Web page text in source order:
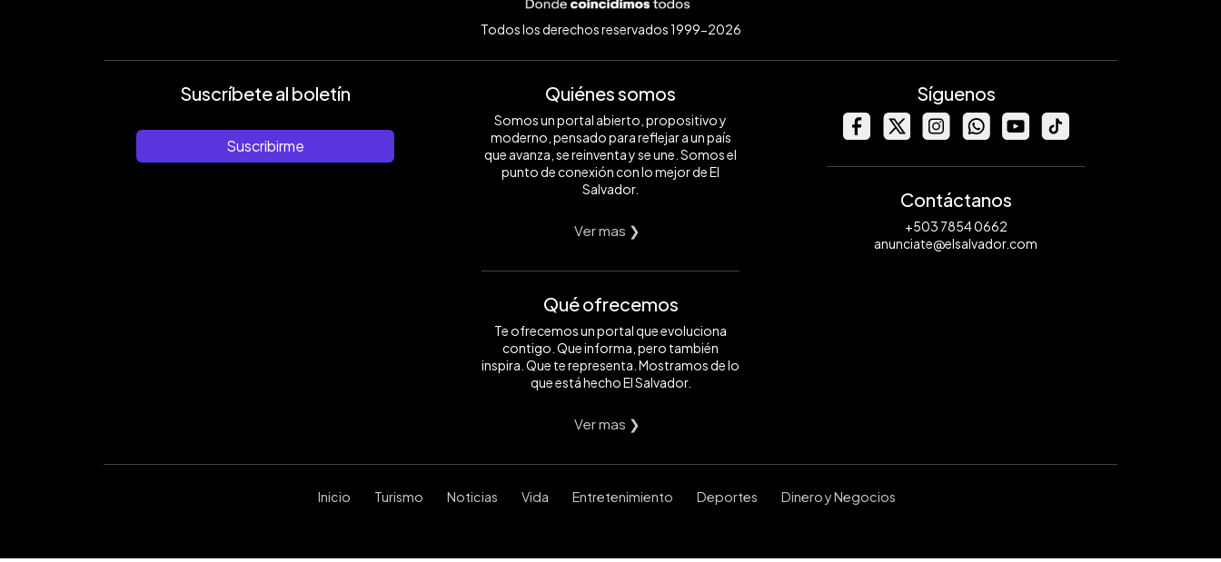
Todos los derechos reservados 1999-2026
Suscríbete al boletín
Suscribirme
Quiénes somos
Somos un portal abierto, propositivo y
moderno, pensado para reflejar a un país
que avanza, se reinventa y se une. Somos el
punto de conexión con lo mejor de El
Salvador.
Ver mas ❯
Qué ofrecemos
Te ofrecemos un portal que evoluciona
contigo. Que informa, pero también
inspira. Que te representa. Mostramos de lo
que está hecho El Salvador.
Ver mas ❯
Síguenos
Contáctanos
+503 7854 0662
anunciate@elsalvador.com
Inicio Turismo Noticias Vida Entretenimiento Deportes Dinero y Negocios